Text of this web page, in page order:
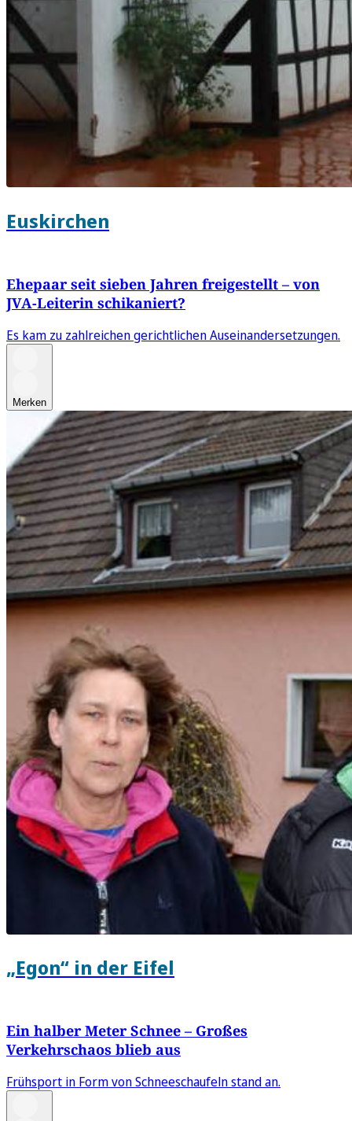
Euskirchen
Ehepaar seit sieben Jahren freigestellt – von
JVA-Leiterin schikaniert?
Es kam zu zahlreichen gerichtlichen Auseinandersetzungen.
Merken
„Egon“ in der Eifel
Ein halber Meter Schnee – Großes
Verkehrschaos blieb aus
Frühsport in Form von Schneeschaufeln stand an.